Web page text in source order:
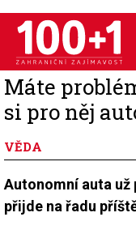
Přejít
hlavnímu
obsahu
Máte
si pro něj
VĚDA
Autonomní auta už
přijde na řadu